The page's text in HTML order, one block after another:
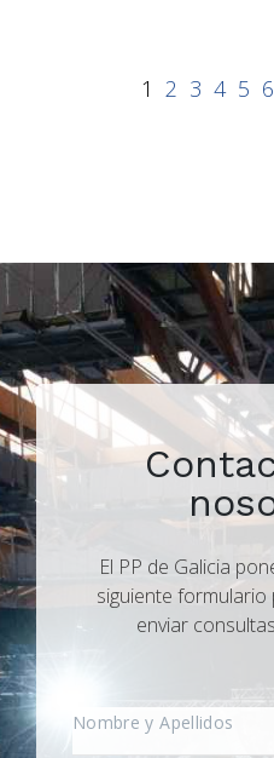
1 2 3 4 5 6
El PP de Galicia
siguiente
enviar